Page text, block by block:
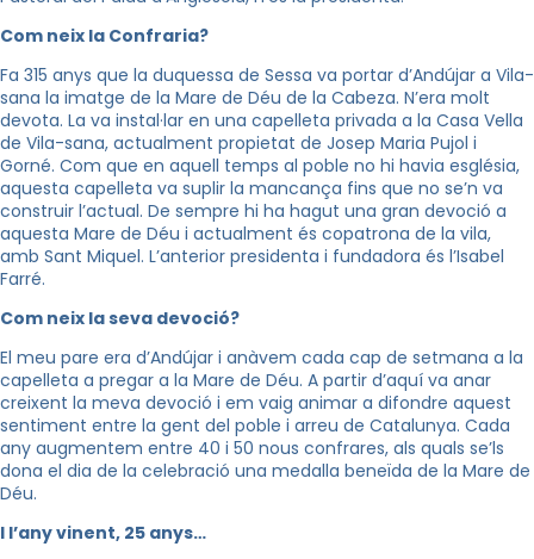
Com neix la Confraria?
Fa 315 anys que la duquessa de Sessa va portar d’Andújar a Vila-
sana la imatge de la Mare de Déu de la Cabeza. N’era molt
devota. La va instal·lar en una capelleta privada a la Casa Vella
de Vila-sana, actualment propietat de Josep Maria Pujol i
Gorné. Com que en aquell temps al poble no hi havia església,
aquesta capelleta va suplir la mancança fins que no se’n va
construir l’actual. De sempre hi ha hagut una gran devoció a
aquesta Mare de Déu i actualment és copatrona de la vila,
amb Sant Miquel. L’anterior presidenta i fundadora és l’Isabel
Farré.
Com neix la seva devoció?
El meu pare era d’Andújar i anàvem cada cap de setmana a la
capelleta a pregar a la Mare de Déu. A partir d’aquí va anar
creixent la meva devoció i em vaig animar a difondre aquest
sentiment entre la gent del poble i arreu de Catalunya. Cada
any augmentem entre 40 i 50 nous confrares, als quals se’ls
dona el dia de la celebració una medalla beneïda de la Mare de
Déu.
I l’any vinent, 25 anys…